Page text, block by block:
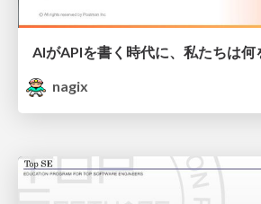
AIがAPIを書く時代に、私たちは何
nagix